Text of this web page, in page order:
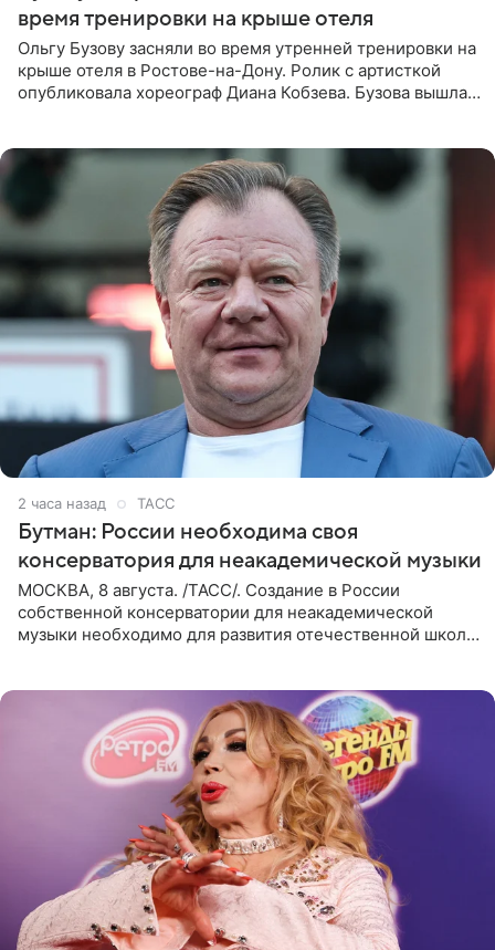
время тренировки на крыше отеля
Ольгу Бузову засняли во время утренней тренировки на
крыше отеля в Ростове-на-Дону. Ролик с артисткой
опубликовала хореограф Диана Кобзева. Бузова вышла
2 часа назад ТАСС
Бутман: России необходима своя
консерватория для неакадемической музыки
МОСКВА, 8 августа. /ТАСС/. Создание в России
собственной консерватории для неакадемической
музыки необходимо для развития отечественной школы